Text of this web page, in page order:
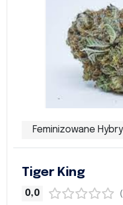
Feminizowane
Tiger King
0,0